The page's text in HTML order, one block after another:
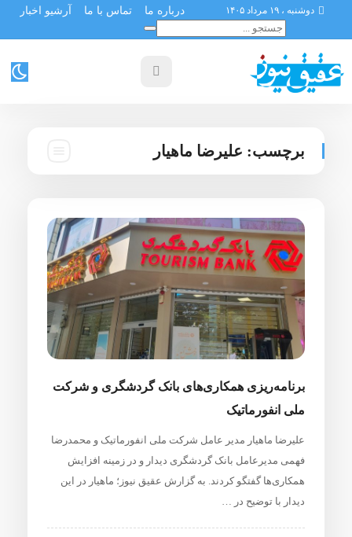
دوشنبه ، ۱۹ مرداد ۱۴۰۵ درباره ما تماس با ما آرشیو اخبار
برچسب: علیرضا ماهیار
برنامه‌ریزی همکاری‌های بانک گردشگری و شرکت
ملی انفورماتیک
علیرضا ماهیار مدیر عامل شرکت ملی انفورماتیک و محمدرضا
فهمی مدیرعامل بانک گردشگری دیدار و در زمینه افزایش
همکاری‌ها گفتگو کردند. به گزارش عقیق نیوز؛ ماهیار در این
دیدار با توضیح در …